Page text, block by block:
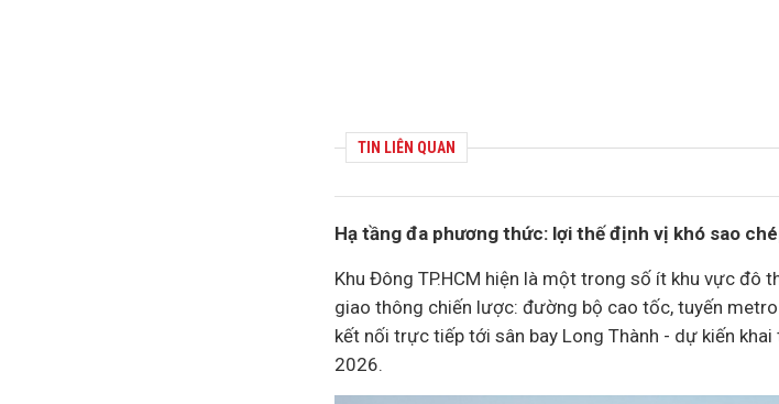
TIN LIÊN QUAN
Hạ tầng đa phương thức: lợi thế định vị khó sao
Khu Đông TP.HCM hiện là một trong số ít khu vực đô
giao thông chiến lược: đường bộ cao tốc, tuyến
kết nối trực tiếp tới sân bay Long Thành - dự kiến
2026.